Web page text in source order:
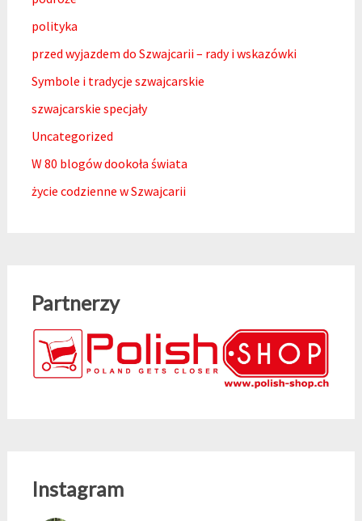
polityka
przed wyjazdem do Szwajcarii – rady i wskazówki
Symbole i tradycje szwajcarskie
szwajcarskie specjały
Uncategorized
W 80 blogów dookoła świata
życie codzienne w Szwajcarii
Partnerzy
Instagram